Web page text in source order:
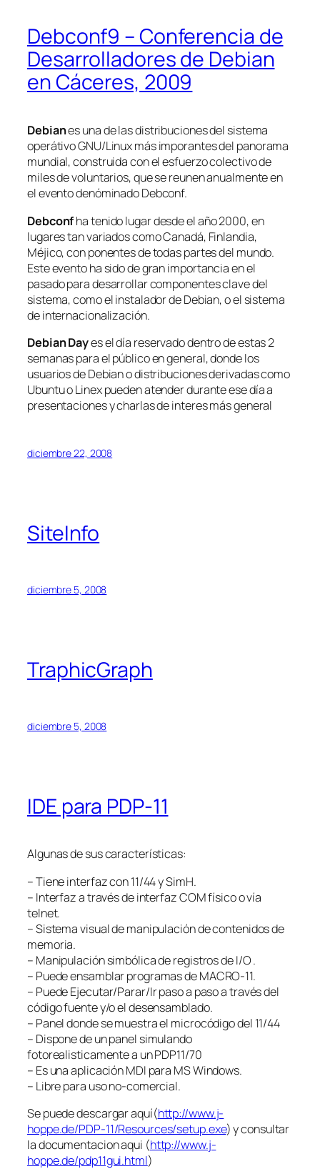
Debconf9 – Conferencia de
Desarrolladores de Debian
en Cáceres, 2009
Debianes una de las distribuciones del sistema
operátivo GNU/Linux más imporantes del panorama
mundial, construida con el esfuerzo colectivo de
miles de voluntarios, que se reunen anualmente en
el evento denóminado Debconf.
Debconfha tenido lugar desde el año 2000, en
lugares tan variados como Canadá, Finlandia,
Méjico, con ponentes de todas partes del mundo.
Este evento ha sido de gran importancia en el
pasado para desarrollar componentes clave del
sistema, como el instalador de Debian, o el sistema
de internacionalización.
Debian Dayes el día reservado dentro de estas 2
semanas para el público en general, donde los
usuarios de Debian o distribuciones derivadas como
Ubuntu o Linex pueden atender durante ese día a
presentaciones y charlas de interes más general
diciembre 22, 2008
SiteInfo
diciembre 5, 2008
TraphicGraph
diciembre 5, 2008
IDE para PDP-11
Algunas de sus características:
– Tiene interfaz con 11/44 y SimH.
– Interfaz a través de interfaz COM físico o vía
telnet.
– Sistema visual de manipulación de contenidos de
memoria.
– Manipulación simbólica de registros de I/O .
– Puede ensamblar programas de MACRO-11.
– Puede Ejecutar/Parar/Ir paso a paso a través del
código fuente y/o el desensamblado.
– Panel donde se muestra el microcódigo del 11/44
– Dispone de un panel simulando
fotorealisticamente a un PDP11/70
– Es una aplicación MDI para MS Windows.
– Libre para uso no-comercial.
Se puede descargar aquí(http://www.j-
hoppe.de/PDP-11/Resources/setup.exe) y consultar
la documentacion aqui (http://www.j-
hoppe.de/pdp11gui.html)